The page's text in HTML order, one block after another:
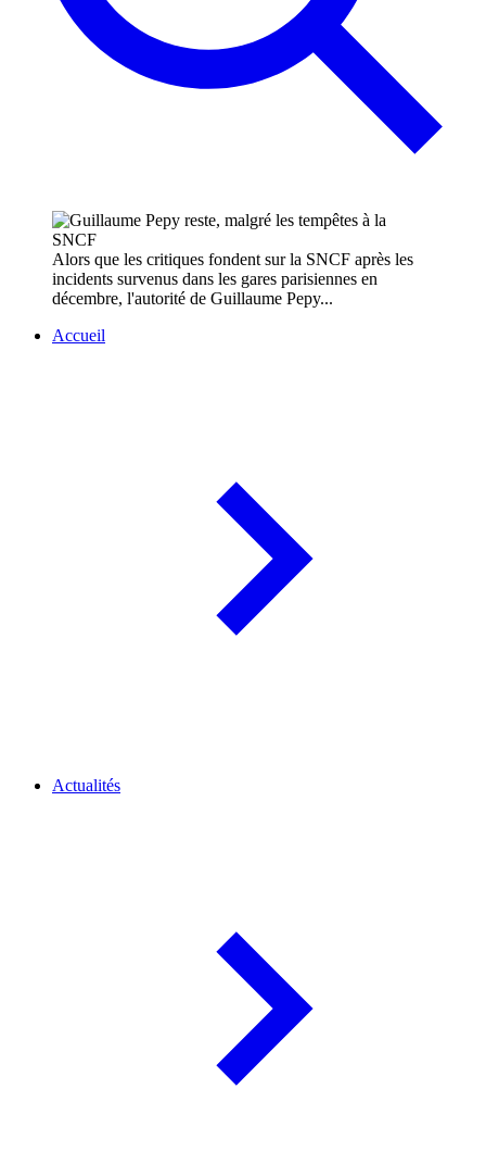
Alors que les critiques fondent sur la SNCF après les
incidents survenus dans les gares parisiennes en
décembre, l'autorité de Guillaume Pepy...
Accueil
Actualités